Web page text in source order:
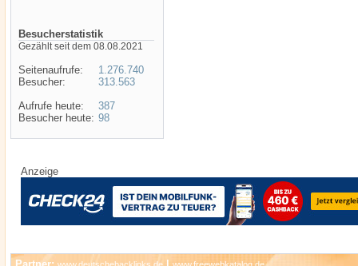
Besucherstatistik
Gezählt seit dem 08.08.2021
Seitenaufrufe:
Besucher:
Aufrufe heute:
Besucher heute:
1.276.740
313.563
387
98
Anzeige